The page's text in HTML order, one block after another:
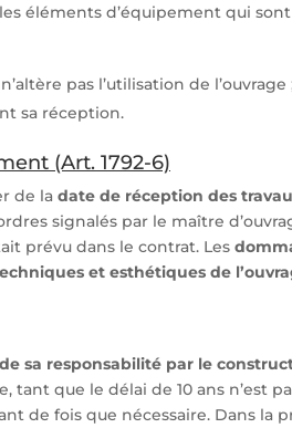
éléments d’équipement qui sont
pas l’utilisation de l’ouvrage
sa réception.
(Art. 1792-6)
de la date de réception des
signalés par le maître
prévu dans le contrat. Les
et esthétiques de
sa responsabilité par le
tant que le délai de 10 ans n’est
de fois que nécessaire. Dans la